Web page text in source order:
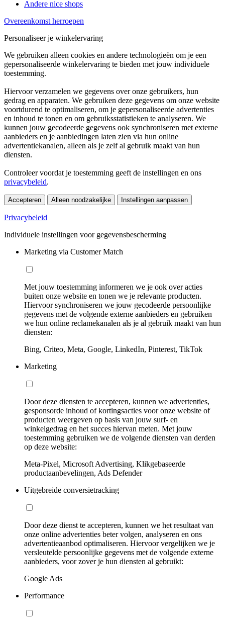
Andere nice shops
Overeenkomst herroepen
Personaliseer je winkelervaring
We gebruiken alleen cookies en andere technologieën om je een
gepersonaliseerde winkelervaring te bieden met jouw individuele
toestemming.
Hiervoor verzamelen we gegevens over onze gebruikers, hun
gedrag en apparaten. We gebruiken deze gegevens om onze website
voortdurend te optimaliseren, om je gepersonaliseerde advertenties
en inhoud te tonen en om gebruiksstatistieken te analyseren. We
kunnen jouw gecodeerde gegevens ook synchroniseren met externe
aanbieders en je aanbiedingen laten zien via hun online
advertentiekanalen, alleen als je zelf al gebruik maakt van hun
diensten.
Controleer voordat je toestemming geeft de instellingen en ons
privacybeleid.
Accepteren Alleen noodzakelijke Instellingen aanpassen
Privacybeleid
Individuele instellingen voor gegevensbescherming
Marketing via Customer Match
Met jouw toestemming informeren we je ook over acties
buiten onze website en tonen we je relevante producten.
Hiervoor synchroniseren we jouw gecodeerde persoonlijke
gegevens met de volgende externe aanbieders en gebruiken
we hun online reclamekanalen als je al gebruik maakt van hun
diensten:
Bing, Criteo, Meta, Google, LinkedIn, Pinterest, TikTok
Marketing
Door deze diensten te accepteren, kunnen we advertenties,
gesponsorde inhoud of kortingsacties voor onze website of
producten weergeven op basis van jouw surf- en
winkelgedrag en het succes hiervan meten. Met jouw
toestemming gebruiken we de volgende diensten van derden
op deze website:
Meta-Pixel, Microsoft Advertising, Klikgebaseerde
productaanbevelingen, Ads Defender
Uitgebreide conversietracking
Door deze dienst te accepteren, kunnen we het resultaat van
onze online advertenties beter volgen, analyseren en ons
advertentieaanbod optimaliseren. Hiervoor vergelijken we je
versleutelde persoonlijke gegevens met de volgende externe
aanbieders, voor zover je hun diensten al gebruikt:
Google Ads
Performance